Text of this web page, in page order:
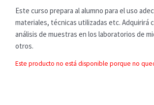
Este curso prepara al alumno para el uso
materiales, técnicas utilizadas etc. Adquirirá
análisis de muestras en los laboratorios de
otros.
Este producto no está disponible porque no